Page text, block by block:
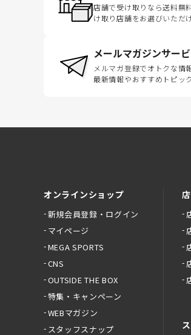
店舗で受け取りなら送料無
け取り店舗をお選びいただけ
メールマガジンサー
メルマガ登録でオトクな情
最新情報やおすすめトピッ
オンラインショップ
新規会員登録・ログイン
マイページ
MEGA SPORTS
CNS
OUTSIDE THE BOX
特集・キャンペーン
WEBマガジン
スタッフスナップ